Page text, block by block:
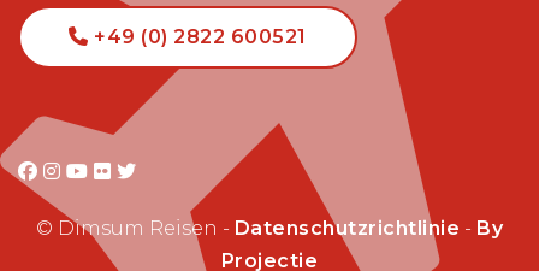
+49 (0) 2822 600521
© Dimsum Reisen - Datenschutzrichtlinie - By
Projectie